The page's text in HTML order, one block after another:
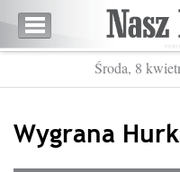
Środa, 8
Wygrana